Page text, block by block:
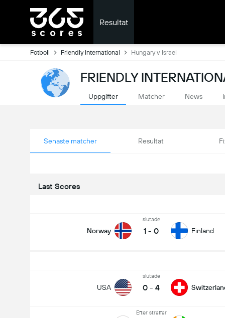
Resultat
Fotboll Friendly International Hungary v Israel
FRIENDLY
Uppgifter Matcher News
Senaste matcher Resultat
Last Scores
Norway
slutade
1 - 0 Finland
USA
slutade
0 - 4
Efter straffar